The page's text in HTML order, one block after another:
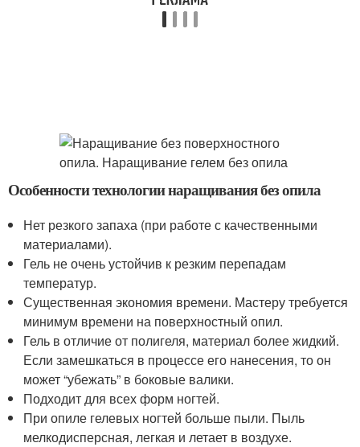
Особенности технологии наращивания без опила
Нет резкого запаха (при работе с качественными
материалами).
Гель не очень устойчив к резким перепадам
температур.
Существенная экономия времени. Мастеру требуется
минимум времени на поверхностный опил.
Гель в отличие от полигеля, материал более жидкий.
Если замешкаться в процессе его нанесения, то он
может “убежать” в боковые валики.
Подходит для всех форм ногтей.
При опиле гелевых ногтей больше пыли. Пыль
мелкодисперсная, легкая и летает в воздухе.